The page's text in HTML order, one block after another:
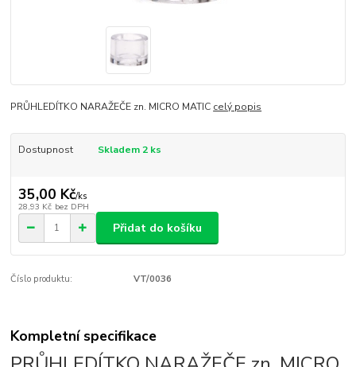
PRŮHLEDÍTKO NARAŽEČE zn. MICRO MATIC celý popis
Dostupnost Skladem 2 ks
35,00 Kč/ks
28,93 Kč bez DPH
Přidat do košíku
Číslo produktu: VT/0036
Kompletní specifikace